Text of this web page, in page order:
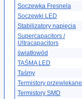
Soczewka Fresnela
Soczewki LED
Stabilizatory napięcia
Supercapacitors /
Ultracapacitors
światłowód
TAŚMA LED
Taśmy
Termistory przewlekane
Termistory SMD